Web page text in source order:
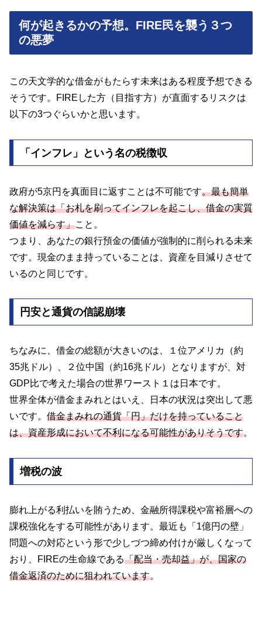
何が起きるかの予想。FIRE民を襲う３つ
の悪夢
この天文学的な借金がもたらす未来はある程度予想できる
そうです。FIREした方（目指す方）が直面するリスクは
以下の3つぐらいかと思います。
「インフレ」という名の税徴収
政府が5京円を真面目に返すことは不可能です。最も簡単
な解決策は「お札を刷ってインフレを起こし、借金の実質
価値を減らす」こと。
つまり、あなたの銀行預金の価値が強制的に削られる未来
です。現金のまま持っていることは、資産を目減りさせて
いるのと同じです。
円安と通貨の信認崩壊
ちなみに、借金の総額が大きいのは、１位アメリカ（約
35兆ドル）、２位中国（約16兆ドル）となりますが、対
GDP比で考えた場合の世界ワースト１は日本です。
世界全体が借金まみれとはいえ、日本の状況は突出して悪
いです。 借金まみれの通貨「円」だけを持っていること
は、資産形成において不利になる可能性がありそうです。
増税の波
膨れ上がる利払いを賄うため、金融所得課税や富裕層への
課税強化をする可能性があります。最近も「1億円の壁」
問題への対応という形で少しづつ締め付けが厳しくなって
おり、FIREの生命線である「配当・売却益」が、国家の
借金返済のために狙われています。